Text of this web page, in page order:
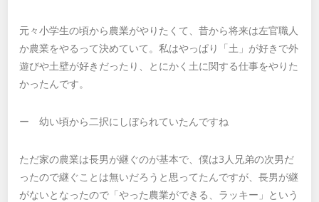
元々小学生の頃から農業がやりたくて、昔から将来は左官職人
か農業をやるって決めていて。私はやっぱり「土」が好きで外
遊びや土壁が好きだったり、とにかく土に関する仕事をやりた
かったんです。
ー 幼い頃から二択にしぼられていたんですね
ただ家の農業は長男が継ぐのが基本で、僕は3人兄弟の次男だ
ったので継ぐことは無いだろうと思ってたんですが、長男が継
がないとなったので「やった農業ができる、ラッキー」という